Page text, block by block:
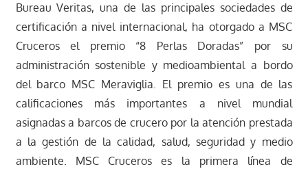
Bureau Veritas, una de las principales sociedades de
certificación a nivel internacional, ha otorgado a MSC
Cruceros el premio “8 Perlas Doradas” por su
administración sostenible y medioambiental a bordo
del barco MSC Meraviglia. El premio es una de las
calificaciones más importantes a nivel mundial
asignadas a barcos de crucero por la atención prestada
a la gestión de la calidad, salud, seguridad y medio
ambiente. MSC Cruceros es la primera línea de